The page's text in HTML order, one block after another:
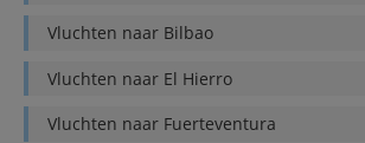
Vluchten naar Bilbao
Vluchten naar El Hierro
Vluchten naar Fuerteventura